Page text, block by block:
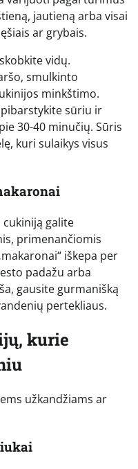
jautieną arba visai
ar grybais.
vidų.
smulkinto
minkštimo.
sūriu ir
30-40 minučių. Sūris
kuri sulaikys visus
galite
primenančiomis
iškepa per
padažu arba
gausite gurmanišką
pertekliaus.
kurie
užkandžiams ar